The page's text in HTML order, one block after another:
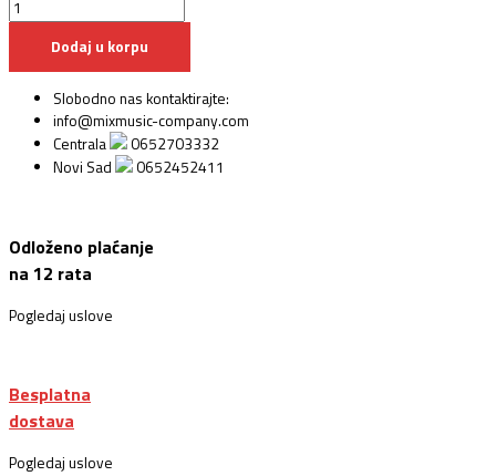
Dodaj u korpu
Slobodno nas kontaktirajte:
info@mixmusic-company.com
Centrala
0652703332
Novi Sad
0652452411
Odloženo plaćanje
na 12 rata
Pogledaj uslove
Besplatna
dostava
Pogledaj uslove